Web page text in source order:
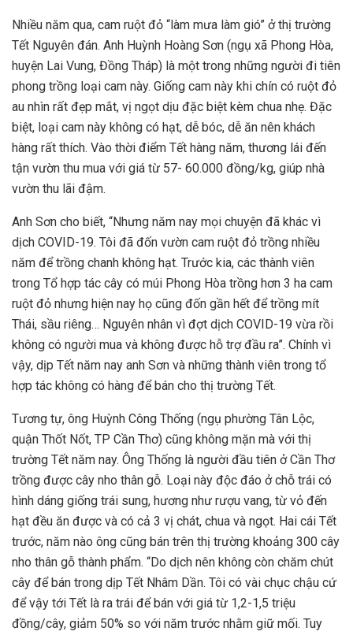
Nhiều năm qua, cam ruột đỏ “làm mưa làm gió” ở thị trường
Tết Nguyên đán. Anh Huỳnh Hoàng Sơn (ngụ xã Phong Hòa,
huyện Lai Vung, Đồng Tháp) là một trong những người đi tiên
phong trồng loại cam này. Giống cam này khi chín có ruột đỏ
au nhìn rất đẹp mắt, vị ngọt dịu đặc biệt kèm chua nhẹ. Đặc
biệt, loại cam này không có hạt, dễ bóc, dễ ăn nên khách
hàng rất thích. Vào thời điểm Tết hàng năm, thương lái đến
tận vườn thu mua với giá từ 57- 60.000 đồng/kg, giúp nhà
vườn thu lãi đậm.
Anh Sơn cho biết, “Nhưng năm nay mọi chuyện đã khác vì
dịch COVID-19. Tôi đã đốn vườn cam ruột đỏ trồng nhiều
năm để trồng chanh không hạt. Trước kia, các thành viên
trong Tổ hợp tác cây có múi Phong Hòa trồng hơn 3 ha cam
ruột đỏ nhưng hiện nay họ cũng đốn gần hết để trồng mít
Thái, sầu riêng… Nguyên nhân vì đợt dịch COVID-19 vừa rồi
không có người mua và không được hỗ trợ đầu ra”. Chính vì
vậy, dịp Tết năm nay anh Sơn và những thành viên trong tổ
hợp tác không có hàng để bán cho thị trường Tết.
Tương tự, ông Huỳnh Công Thống (ngụ phường Tân Lộc,
quận Thốt Nốt, TP Cần Thơ) cũng không mặn mà với thị
trường Tết năm nay. Ông Thống là người đầu tiên ở Cần Thơ
trồng được cây nho thân gỗ. Loại này độc đáo ở chỗ trái có
hình dáng giống trái sung, hương như rượu vang, từ vỏ đến
hạt đều ăn được và có cả 3 vị chát, chua và ngọt. Hai cái Tết
trước, năm nào ông cũng bán trên thị trường khoảng 300 cây
nho thân gỗ thành phẩm. “Do dịch nên không còn chăm chút
cây để bán trong dịp Tết Nhâm Dần. Tôi có vài chục chậu cứ
để vậy tới Tết là ra trái để bán với giá từ 1,2-1,5 triệu
đồng/cây, giảm 50% so với năm trước nhằm giữ mối. Tuy